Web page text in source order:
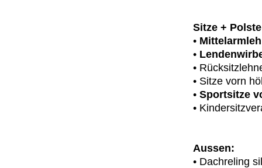
Sitze +
•
•
•
• Sitze vorn
• Sportsitze
•
Aussen:
• Dachreling